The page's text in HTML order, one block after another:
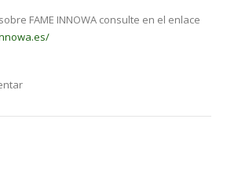
FAME INNOWA consulte en el enlace